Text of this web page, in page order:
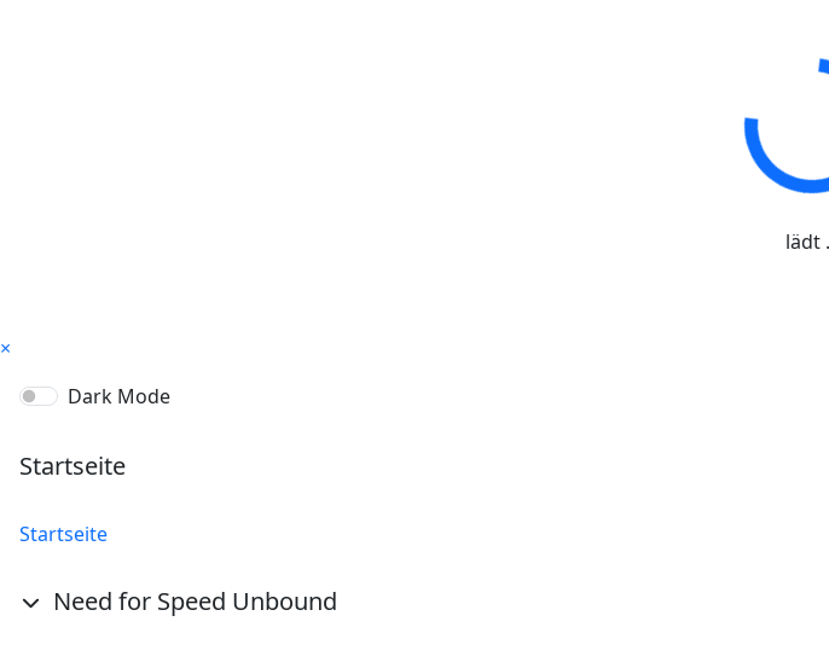
lädt
×
Dark Mode
Startseite
Startseite
Need for Speed Unbound